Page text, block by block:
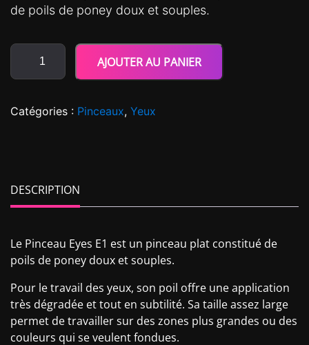
de poils de poney doux et souples.
AJOUTER AU PANIER
Catégories : Pinceaux, Yeux
DESCRIPTION
Le Pinceau Eyes E1 est un pinceau plat constitué de
poils de poney doux et souples.
Pour le travail des yeux, son poil offre une application
très dégradée et tout en subtilité. Sa taille assez large
permet de travailler sur des zones plus grandes ou des
couleurs qui se veulent fondues.